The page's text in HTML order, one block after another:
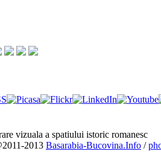
vizuala a spatiului istoric romanesc
2013 Basarabia-Bucovina.Info /